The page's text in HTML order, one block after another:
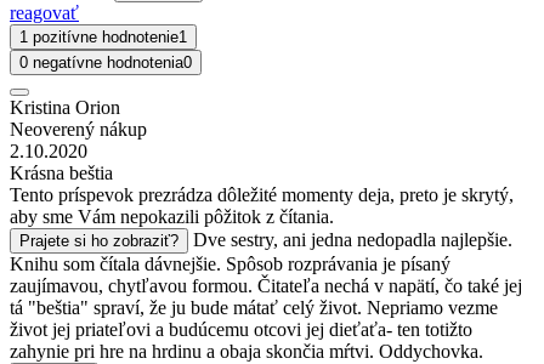
reagovať
1 pozitívne hodnotenie1
0 negatívne hodnotenia0
Kristina Orion
Neoverený nákup
2.10.2020
Krásna beštia
Tento príspevok prezrádza dôležité momenty deja, preto je skrytý,
aby sme Vám nepokazili pôžitok z čítania.
Prajete si ho zobraziť?
Dve sestry, ani jedna nedopadla najlepšie.
Knihu som čítala dávnejšie. Spôsob rozprávania je písaný
zaujímavou, chytľavou formou. Čitateľa nechá v napätí, čo také jej
tá "beštia" spraví, že ju bude mátať celý život. Nepriamo vezme
život jej priateľovi a budúcemu otcovi jej dieťaťa- ten totižto
zahynie pri hre na hrdinu a obaja skončia mŕtvi. Oddychovka.